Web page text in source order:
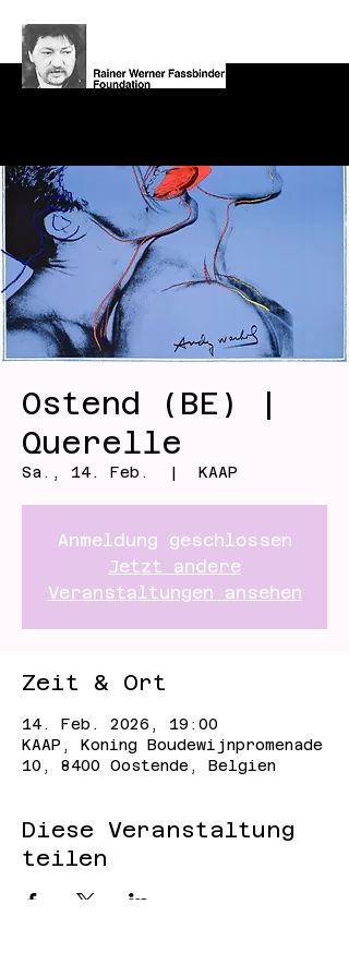
Ostend (BE) |
Querelle
Sa., 14. Feb.
  |
KAAP
Anmeldung geschlossen
Jetzt andere
Veranstaltungen ansehen
Zeit & Ort
14. Feb. 2026, 19:00
KAAP, Koning Boudewijnpromenade
10, 8400 Oostende, Belgien
Diese Veranstaltung
teilen